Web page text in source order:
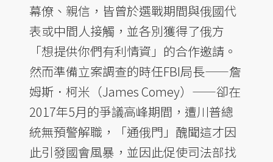
幕僚、親信，皆曾於選戰期間與俄國代
表或中間人接觸，並各別獲得了俄方
「想提供你們有利情資」的合作邀請。
然而準備立案調查的時任FBI局長——詹
姆斯．柯米（James Comey）——卻在
2017年5月的爭議高峰期間，遭川普總
統無預警解職，「通俄門」醜聞這才因
此引發國會風暴，並因此促使司法部找